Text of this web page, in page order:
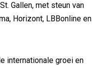
Gallen, met steun van
Horizont, LBBonline en
internationale groei en